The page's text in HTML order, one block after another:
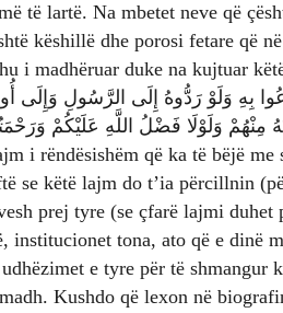
të lartë. Na mbetet neve që
këshillë dhe porosi fetare që
i madhëruar duke na kujtuar
مِنْهُمْ وَلَوْلَا فَضْلُ اللَّهِ عَلَيْكُمْ
i rëndësishëm që ka të bëjë
se këtë lajm do t’ia përcillnin
prej tyre (se çfarë lajmi
institucionet tona, ato që e dinë
e tyre për të shmangur
Kushdo që lexon në